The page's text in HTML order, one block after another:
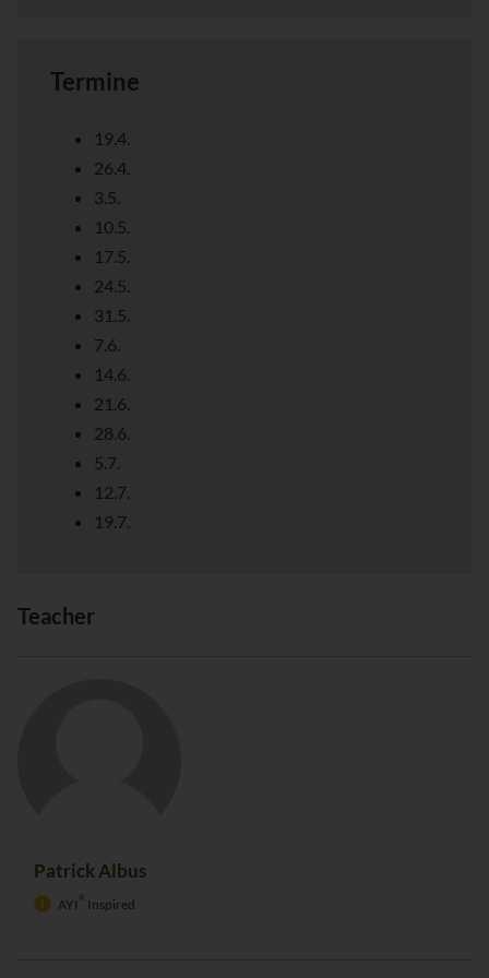
Termine
19.4.
26.4.
3.5.
10.5.
17.5.
24.5.
31.5.
7.6.
14.6.
21.6.
28.6.
5.7.
12.7.
19.7.
Teacher
Patrick Albus
AYI ® Inspired